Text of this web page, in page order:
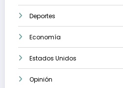
Deportes
Economía
Estados Unidos
Opinión